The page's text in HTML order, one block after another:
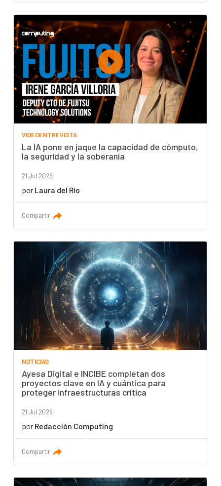
VIDEOENTREVISTA
La IA pone en jaque la capacidad de cómputo,
la seguridad y la soberanía
21 Jul 2026
por Laura del Río
Compartir
NOTICIAS
Ayesa Digital e INCIBE completan dos
proyectos clave en IA y cuántica para
proteger infraestructuras crítica
21 Jul 2026
por Redacción Computing
Compartir